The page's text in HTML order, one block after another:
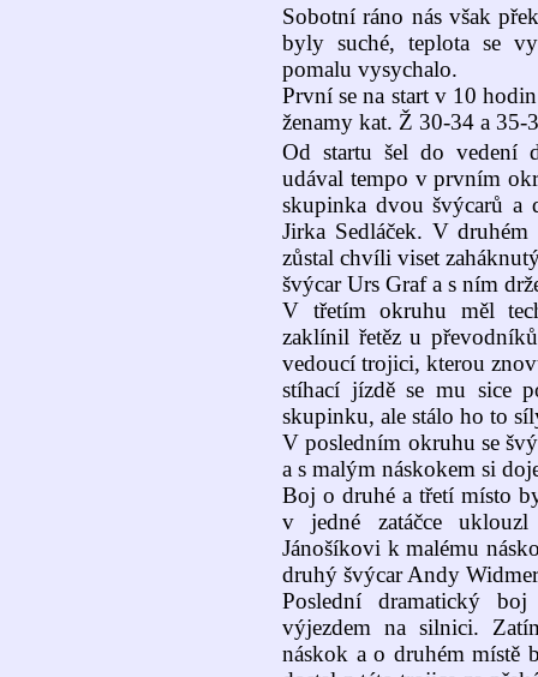
Sobotní ráno nás však
byly suché, teplota se
pomalu vysychalo.
První se na start v 10
ženamy kat. Ž 30-34 a 35-
Od startu šel do vedení
udával tempo v prvním
skupinka dvou švýcarů a
Jirka Sedláček. V
zůstal chvíli viset
švýcar Urs Graf a s ním
V třetím okruhu měl
zaklínil řetěz u
vedoucí trojici, kterou
stíhací jízdě se mu sice
skupinku, ale stálo ho to
V posledním okruhu se
a s malým náskokem si
Boj o druhé a třetí místo
v jedné zatáčce
Jánošíkovi k malému
druhý švýcar Andy
Poslední dramatický
výjezdem na silnici.
náskok a o druhém místě